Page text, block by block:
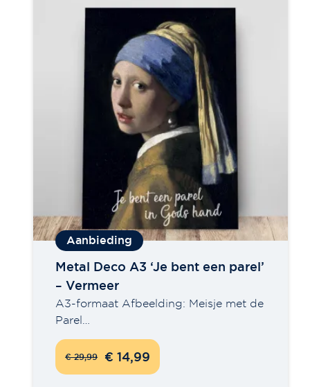
Metal Deco A3 ‘Je bent een parel’
– Vermeer
A3-formaat Afbeelding: Meisje met de
Parel…
€ 29,99 € 14,99